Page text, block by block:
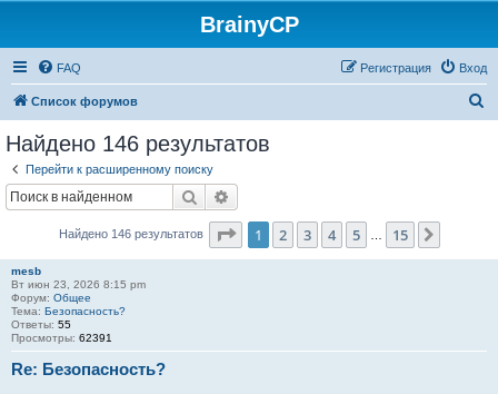
BrainyCP
FAQ Вход
Регистрация
Список форумов
Найдено 146 результатов
Перейти к расширенному поиску
Поиск
Найдено 146 результатов Страница из 15
1 2 3 4 5 15
mesb
Вт июн 23, 2026 8:15 pm
Форум: Общее
Тема: Безопасность?
Ответы: 55
Просмотры: 62391
Re: Безопасность?